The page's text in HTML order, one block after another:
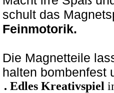
schult das
Feinmotorik.
Die Magnetteile
halten bombenfest
Edles Kreativspiel